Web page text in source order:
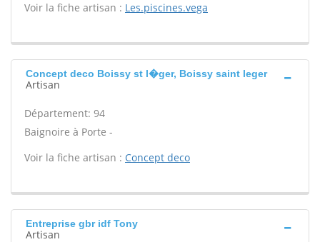
Voir la fiche artisan : Les.piscines.vega
Concept deco Boissy st l�ger, Boissy saint leger
Artisan
Département: 94
Baignoire à Porte -
Voir la fiche artisan : Concept deco
Entreprise gbr idf Tony
Artisan